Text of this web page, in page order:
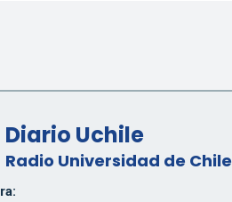
Diario Uchile
Radio Universidad de Chile